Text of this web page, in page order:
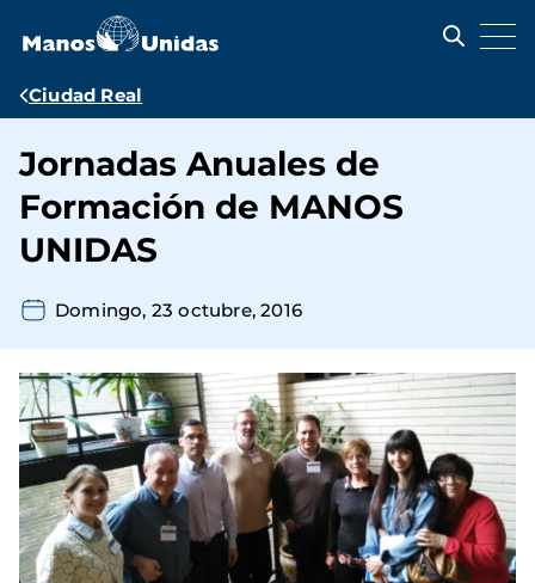
contenido
Ruta
navegación
Ciudad Real
Jornadas Anuales de
Formación de MANOS
UNIDAS
Domingo, 23 octubre, 2016